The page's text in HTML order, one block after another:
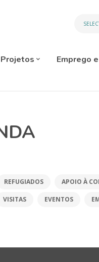
Projetos Emprego
REFUGIADOS APOIO À
VISITAS EVENTOS